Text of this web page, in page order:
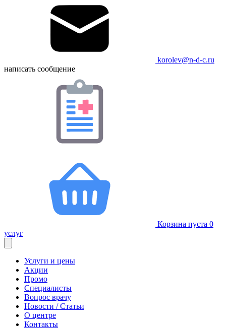
korolev@n-d-c.ru
написать сообщение
Корзина пуста 0
услуг
Услуги и цены
Акции
Промо
Специалисты
Вопрос врачу
Новости / Статьи
О центре
Контакты